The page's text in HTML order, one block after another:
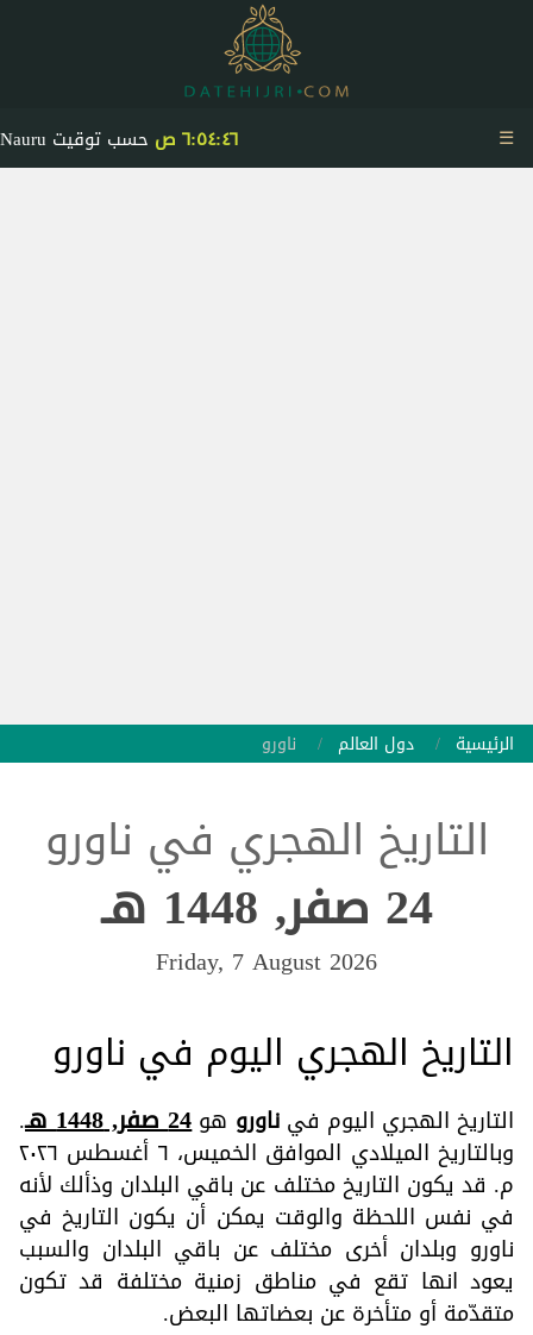
٦:٥٤:٤٧ ص حسب توقيت Nauru ☰
الرئيسية دول العالم ناورو
التاريخ الهجري في ناورو
24 صفر, 1448 هـ
Friday, 7 August 2026
التاريخ الهجري اليوم في ناورو
التاريخ الهجري اليوم فيناورو هو24 صفر, 1448 هـ .
وبالتاريخ الميلادي الموافق الخميس، ٦ أغسطس ٢٠٢٦
م. قد يكون التاريخ مختلف عن باقي البلدان وذألك لأنه
في نفس اللحظة والوقت يمكن أن يكون التاريخ في
ناورو وبلدان أخرى مختلف عن باقي البلدان والسبب
يعود انها تقع في مناطق زمنية مختلفة قد تكون
متقدّمة أو متأخرة عن بعضاتها البعض.